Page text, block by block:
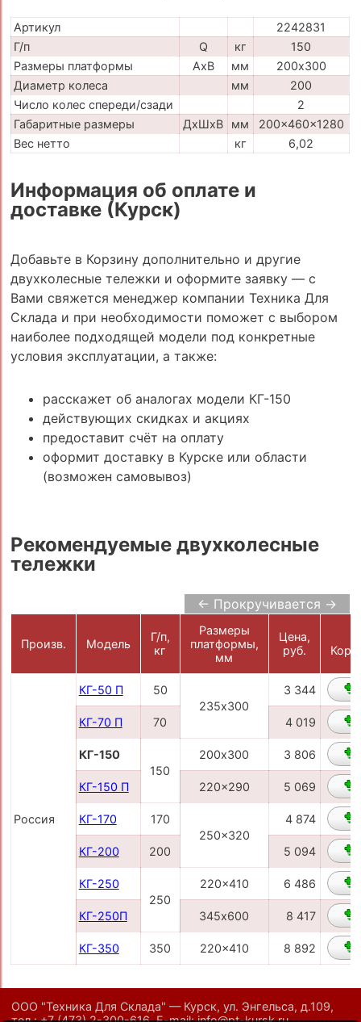
Артикул
2242831
Г/п
Q кг
150
Размеры платформы
AxB мм
200х300
Диаметр колеса
мм
200
Число колес спереди/сзади
2
Габаритные размеры
ДхШхВ мм
200x460x1280
Вес нетто
кг 6,02
Информация об оплате и
доставке (Курск)
Добавьте в Корзину дополнительно и другие
двухколесные тележки и оформите заявку — с
Вами свяжется менеджер компании Техника Для
Склада и при необходимости поможет с выбором
наиболее подходящей модели под конкретные
условия эксплуатации, а также:
расскажет об аналогах модели КГ-150
действующих скидках и акциях
предоставит счёт на оплату
оформит доставку в Курске или области
(возможен самовывоз)
Рекомендуемые двухколесные
тележки
← Прокручивается →
Произв. Модель
Г/п,
кг
Размеры
платформы,
мм
Цена,
руб.
Россия
КГ-50 П
50
235х300
3 344
КГ-70 П 70 4 019
КГ-150
150
200х300 3 806
КГ-150 П 220x290 5 069
КГ-170
170
250x320
4 874
КГ-200 200 5 094
КГ-250
250
220x410 6 486
КГ-250П 345х600 8 417
КГ-350 350 220x410 8 892
ООО "Техника Для Склада" — Курск, ул. Энгельса, д.109,